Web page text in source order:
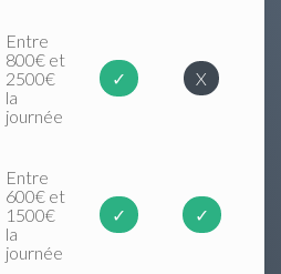
Entre
800€ et
2500€
la
journée
✓ X
Entre
600€ et
1500€
la
journée
✓ ✓